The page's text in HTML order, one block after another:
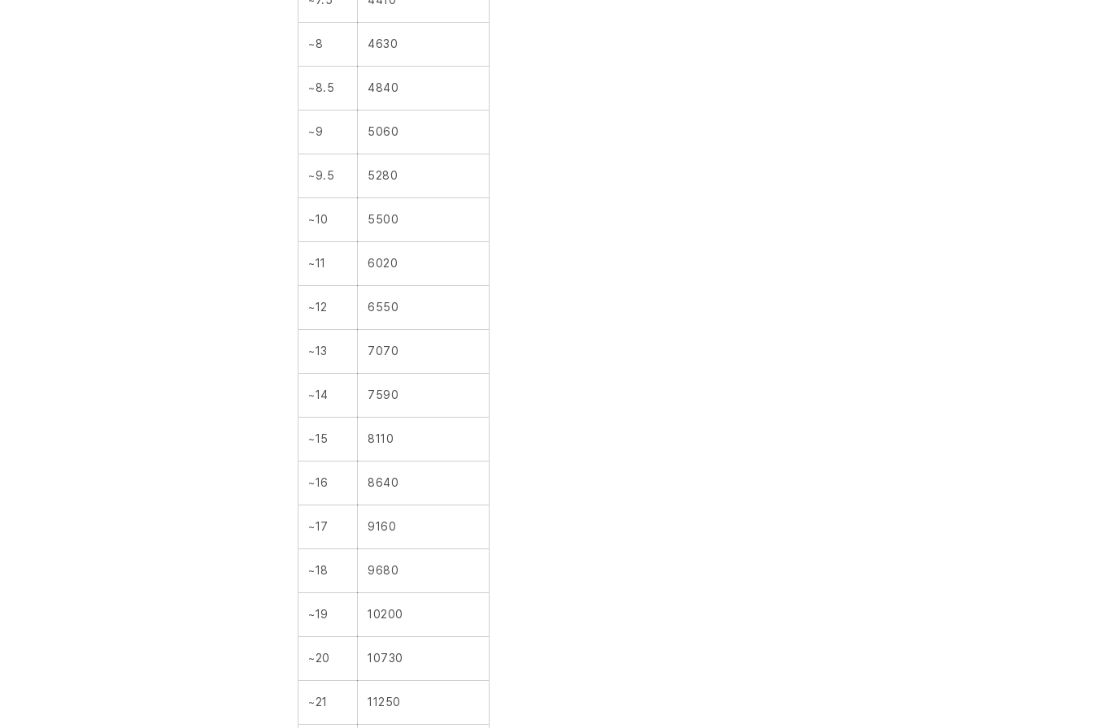
~8 4630
~8.5 4840
~9 5060
~9.5 5280
~10 5500
~11 6020
~12 6550
~13 7070
~14 7590
~15 8110
~16 8640
~17 9160
~18 9680
~19 10200
~20 10730
~21 11250